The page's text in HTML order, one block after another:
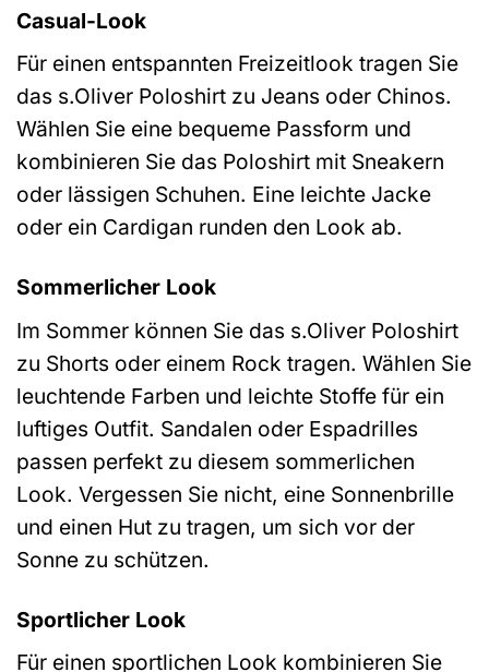
Casual-Look
Für einen entspannten Freizeitlook tragen Sie
das s.Oliver Poloshirt zu Jeans oder Chinos.
Wählen Sie eine bequeme Passform und
kombinieren Sie das Poloshirt mit Sneakern
oder lässigen Schuhen. Eine leichte Jacke
oder ein Cardigan runden den Look ab.
Sommerlicher Look
Im Sommer können Sie das s.Oliver Poloshirt
zu Shorts oder einem Rock tragen. Wählen Sie
leuchtende Farben und leichte Stoffe für ein
luftiges Outfit. Sandalen oder Espadrilles
passen perfekt zu diesem sommerlichen
Look. Vergessen Sie nicht, eine Sonnenbrille
und einen Hut zu tragen, um sich vor der
Sonne zu schützen.
Sportlicher Look
Für einen sportlichen Look kombinieren Sie